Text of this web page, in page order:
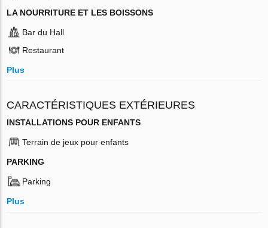
LA NOURRITURE ET LES BOISSONS
Bar du Hall
Restaurant
Plus
CARACTÉRISTIQUES EXTÉRIEURES
INSTALLATIONS POUR ENFANTS
Terrain de jeux pour enfants
PARKING
Parking
Plus